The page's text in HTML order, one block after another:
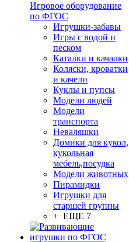
Игровое оборудование
по ФГОС
Игрушки-забавы
Игры с водой и
песком
Каталки и качалки
Коляски, кроватки
и качели
Куклы и пупсы
Модели людей
Модели
транспорта
Неваляшки
Домики для кукол,
кукольная
мебель,посудка
Модели животных
Пирамидки
Игрушки для
старшей группы
+ ЕЩЕ 7